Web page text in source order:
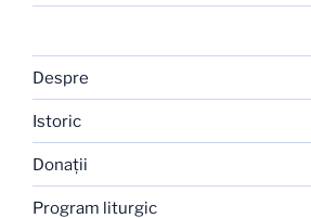
Despre
Istoric
Donaţii
Program liturgic